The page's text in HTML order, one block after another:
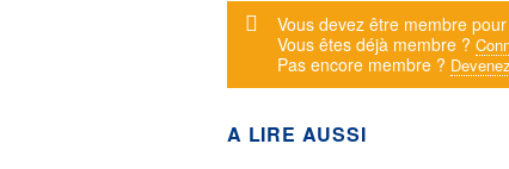
Message d'alerte
Vous devez être membre
Vous êtes déjà membre ?
Pas encore membre ?
A LIRE AUSSI